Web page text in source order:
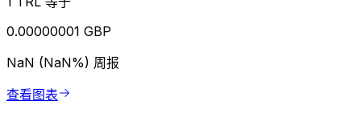
0.00000001 GBP
NaN (NaN%) 周报
查看图表